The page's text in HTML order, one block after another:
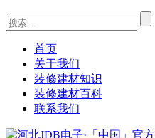
首页
关于我们
装修建材知识
装修建材百科
联系我们